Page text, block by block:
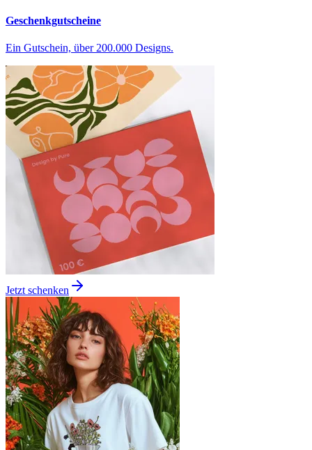
Geschenkgutscheine
Ein Gutschein, über 200.000 Designs.
Jetzt schenken